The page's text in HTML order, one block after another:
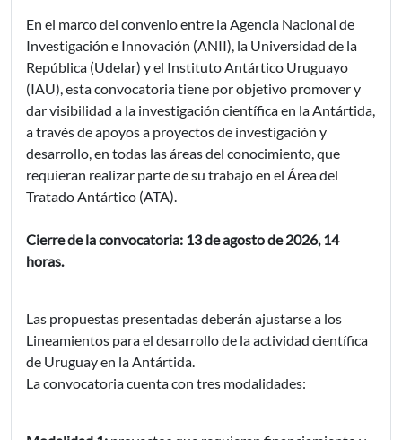
En el marco del convenio entre la Agencia Nacional de
Investigación e Innovación (ANII), la Universidad de la
República (Udelar) y el Instituto Antártico Uruguayo
(IAU), esta convocatoria tiene por objetivo promover y
dar visibilidad a la investigación científica en la Antártida,
a través de apoyos a proyectos de investigación y
desarrollo, en todas las áreas del conocimiento, que
requieran realizar parte de su trabajo en el Área del
Tratado Antártico (ATA).
Cierre de la convocatoria: 13 de agosto de 2026, 14
horas.
Las propuestas presentadas deberán ajustarse a los
Lineamientos para el desarrollo de la actividad científica
de Uruguay en la Antártida.
La convocatoria cuenta con tres modalidades: